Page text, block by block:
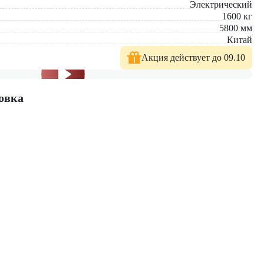
нас вы найдете: широкий выбор спецтехники, вилочных
по выбору техники.
Электрический
1600 кг
5800 мм
Китай
Акция действует до 09.10